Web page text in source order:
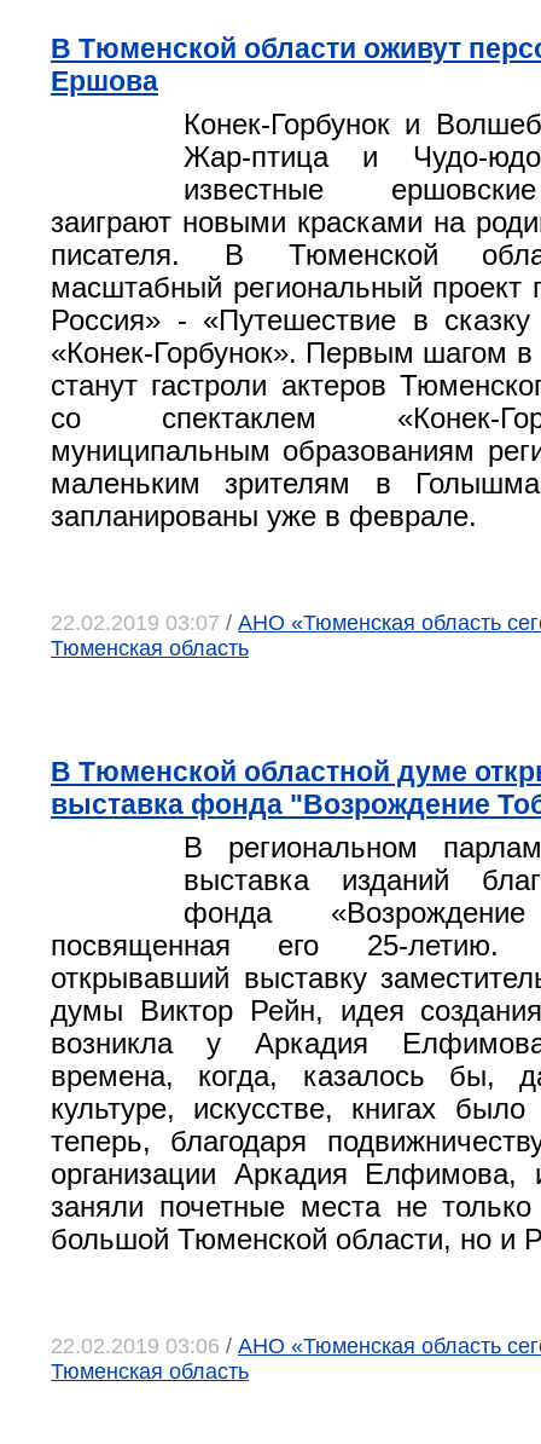
В Тюменской области оживут
Ершова
Конек-Горбунок и
Жар-птица и Чудо-
известные
заиграют новыми красками на
писателя. В Тюменской
масштабный региональный проект
Россия» - «Путешествие в
«Конек-Горбунок». Первым шагом в
станут гастроли актеров
со спектаклем «Конек-
муниципальным образованиям
маленьким зрителям в
запланированы уже в феврале.
22.02.2019 03:07 / АНО «Тюменская область
Тюменская область
В Тюменской областной думе
выставка фонда "Возрождение
В региональном
выставка изданий
фонда «Возрождение
посвященная его 25-летию.
открывавший выставку
думы Виктор Рейн, идея
возникла у Аркадия
времена, когда, казалось бы,
культуре, искусстве, книгах
теперь, благодаря
организации Аркадия Елфимова,
заняли почетные места не
большой Тюменской области, но и
22.02.2019 03:06 / АНО «Тюменская область
Тюменская область